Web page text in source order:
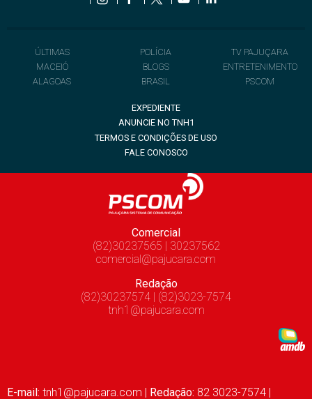
ÚLTIMAS
MACEIÓ
ALAGOAS
POLÍCIA
BLOGS
BRASIL
TV PAJUÇARA
ENTRETENIMENTO
PSCOM
EXPEDIENTE
ANUNCIE NO TNH1
TERMOS E CONDIÇÕES DE USO
FALE CONOSCO
Comercial
(82)30237565 | 30237562
comercial@pajucara.com
Redação
(82)30237574 | (82)3023-7574
tnh1@pajucara.com
E-mail: tnh1@pajucara.com | Redação: 82 3023-7574 |